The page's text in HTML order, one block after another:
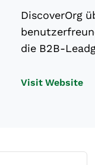
DiscoverOrg
die B2B-
Visit Website